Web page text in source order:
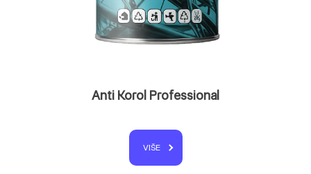
Anti Korol Professional
VIŠE